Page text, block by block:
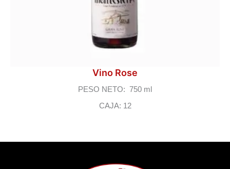
Vino Rose
PESO NETO: 750 ml
CAJA: 12